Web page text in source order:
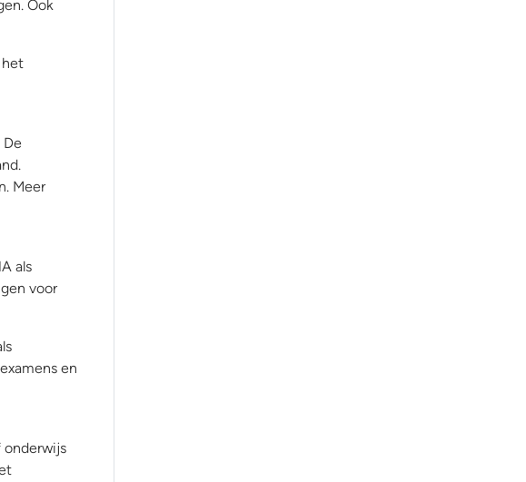
Ook
het
De
Meer
als
voor
en
onderwijs